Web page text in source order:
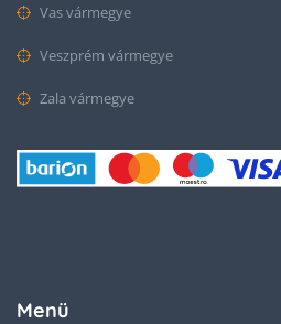
Vas vármegye
Veszprém vármegye
Zala vármegye
Menü